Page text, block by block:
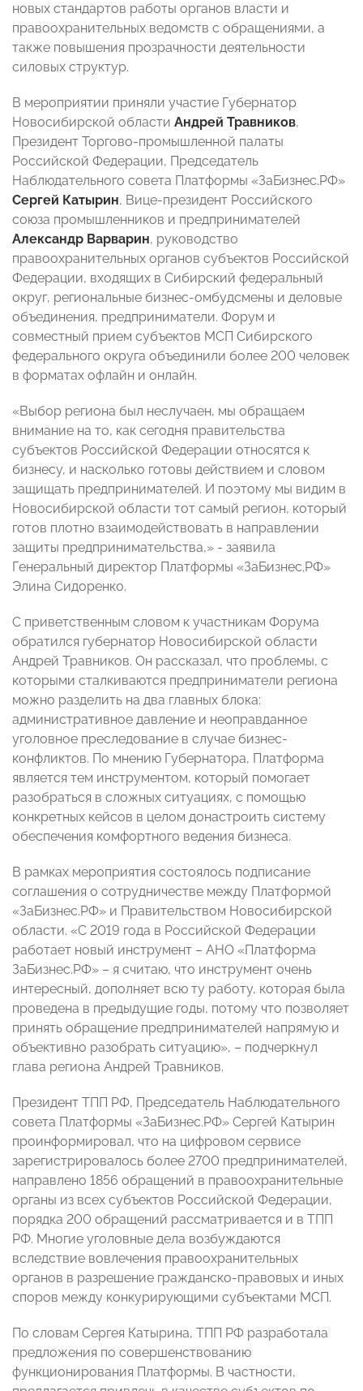
новых стандартов работы органов власти и
правоохранительных ведомств с обращениями, а
также повышения прозрачности деятельности
силовых структур.
В мероприятии приняли участие Губернатор
Новосибирской области Андрей Травников,
Президент Торгово-промышленной палаты
Российской Федерации, Председатель
Наблюдательного совета Платформы «ЗаБизнес.РФ»
Сергей Катырин, Вице-президент Российского
союза промышленников и предпринимателей
Александр Варварин, руководство
правоохранительных органов субъектов Российской
Федерации, входящих в Сибирский федеральный
округ, региональные бизнес-омбудсмены и деловые
объединения, предприниматели. Форум и
совместный прием субъектов МСП Сибирского
федерального округа объединили более 200 человек
в форматах офлайн и онлайн.
«Выбор региона был неслучаен, мы обращаем
внимание на то, как сегодня правительства
субъектов Российской Федерации относятся к
бизнесу, и насколько готовы действием и словом
защищать предпринимателей. И поэтому мы видим в
Новосибирской области тот самый регион, который
готов плотно взаимодействовать в направлении
защиты предпринимательства,» - заявила
Генеральный директор Платформы «ЗаБизнес.РФ»
Элина Сидоренко.
С приветственным словом к участникам Форума
обратился губернатор Новосибирской области
Андрей Травников. Он рассказал, что проблемы, с
которыми сталкиваются предприниматели региона
можно разделить на два главных блока:
административное давление и неоправданное
уголовное преследование в случае бизнес-
конфликтов. По мнению Губернатора, Платформа
является тем инструментом, который помогает
разобраться в сложных ситуациях, с помощью
конкретных кейсов в целом донастроить систему
обеспечения комфортного ведения бизнеса.
В рамках мероприятия состоялось подписание
соглашения о сотрудничестве между Платформой
«ЗаБизнес.РФ» и Правительством Новосибирской
области. «С 2019 года в Российской Федерации
работает новый инструмент – АНО «Платформа
ЗаБизнес.РФ» – я считаю, что инструмент очень
интересный, дополняет всю ту работу, которая была
проведена в предыдущие годы, потому что позволяет
принять обращение предпринимателей напрямую и
объективно разобрать ситуацию», – подчеркнул
глава региона Андрей Травников.
Президент ТПП РФ, Председатель Наблюдательного
совета Платформы «ЗаБизнес.РФ» Сергей Катырин
проинформировал, что на цифровом сервисе
зарегистрировалось более 2700 предпринимателей,
направлено 1856 обращений в правоохранительные
органы из всех субъектов Российской Федерации,
порядка 200 обращений рассматривается и в ТПП
РФ. Многие уголовные дела возбуждаются
вследствие вовлечения правоохранительных
органов в разрешение гражданско-правовых и иных
споров между конкурирующими субъектами МСП.
По словам Сергея Катырина, ТПП РФ разработала
предложения по совершенствованию
функционирования Платформы. В частности,